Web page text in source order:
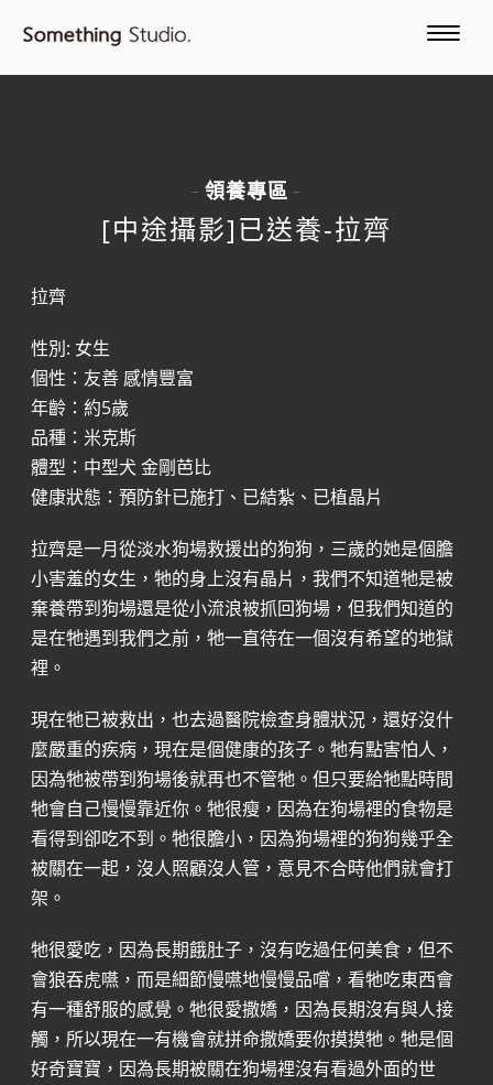
- 領養專區 -
[中途攝影]已送養-拉齊
拉齊
性別: 女生
個性：友善 感情豐富
年齡：約5歲
品種：米克斯
體型：中型犬 金剛芭比
健康狀態：預防針已施打、已結紮、已植晶片
拉齊是一月從淡水狗場救援出的狗狗，三歲的她是個膽
小害羞的女生，牠的身上沒有晶片，我們不知道牠是被
棄養帶到狗場還是從小流浪被抓回狗場，但我們知道的
是在牠遇到我們之前，牠一直待在一個沒有希望的地獄
裡。
現在牠已被救出，也去過醫院檢查身體狀況，還好沒什
麼嚴重的疾病，現在是個健康的孩子。牠有點害怕人，
因為牠被帶到狗場後就再也不管牠。但只要給牠點時間
牠會自己慢慢靠近你。牠很瘦，因為在狗場裡的食物是
看得到卻吃不到。牠很膽小，因為狗場裡的狗狗幾乎全
被關在一起，沒人照顧沒人管，意見不合時他們就會打
架。
牠很愛吃，因為長期餓肚子，沒有吃過任何美食，但不
會狼吞虎嚥，而是細節慢嚥地慢慢品嚐，看牠吃東西會
有一種舒服的感覺。牠很愛撒嬌，因為長期沒有與人接
觸，所以現在一有機會就拼命撒嬌要你摸摸牠。牠是個
好奇寶寶，因為長期被關在狗場裡沒有看過外面的世